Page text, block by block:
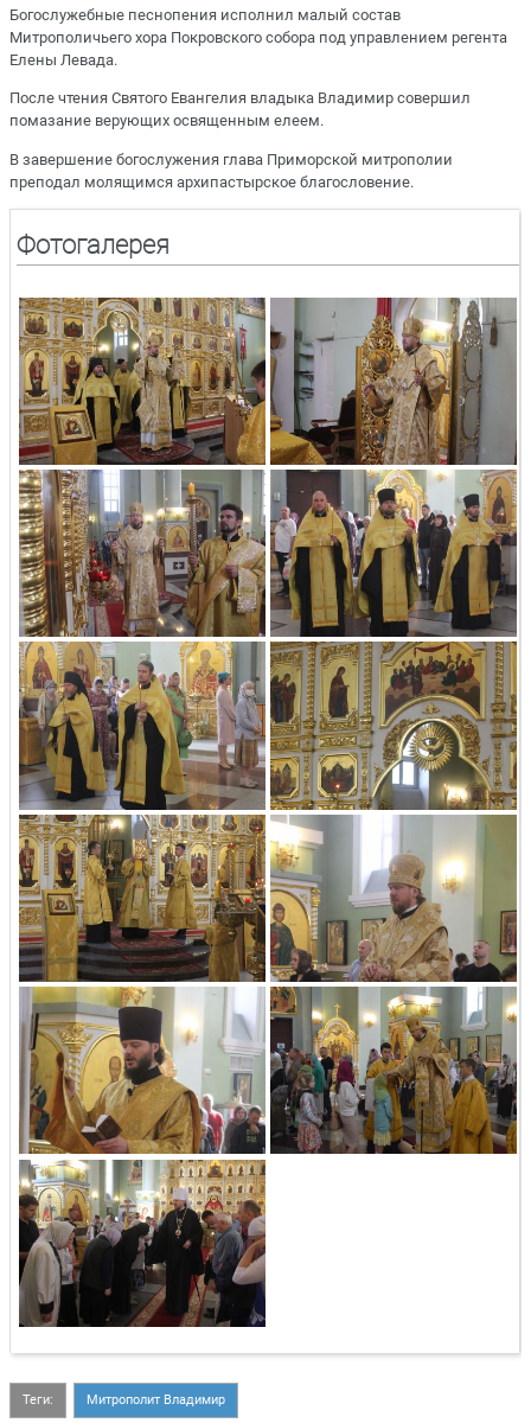
Богослужебные песнопения исполнил малый состав
Митрополичьего хора Покровского собора под управлением регента
Елены Левада.
После чтения Святого Евангелия владыка Владимир совершил
помазание верующих освященным елеем.
В завершение богослужения глава Приморской митрополии
преподал молящимся архипастырское благословение.
Фотогалерея
Теги: Митрополит Владимир